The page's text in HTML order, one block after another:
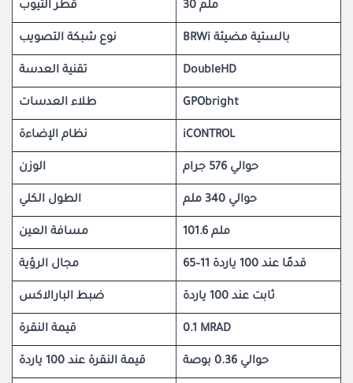
قطر التيوب 30 ملم
نوع شبكة التصويب BRWi بالستية مضيئة
تقنية العدسة DoubleHD
طلاء العدسات GPObright
نظام الإضاءة iCONTROL
الوزن حوالي 576 جرام
الطول الكلي حوالي 340 ملم
مسافة العين 101.6 ملم
مجال الرؤية 65–11 قدمًا عند 100 ياردة
ضبط البارالاكس ثابت عند 100 ياردة
قيمة النقرة 0.1 MRAD
قيمة النقرة عند 100 ياردة حوالي 0.36 بوصة